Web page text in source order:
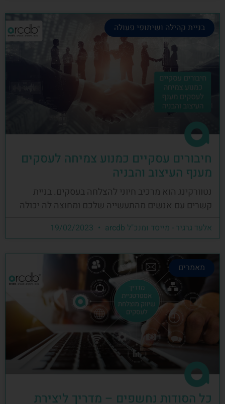
בניית קהילה ושיתופי פעולה
חיבורים עסקיים כמנוע צמיחה לעסקים
מענף העיצוב והבניה
נטוורקינג הוא מרכיב חיוני להצלחה בעסקים. בניית
קשרים עם אנשים מהתעשייה שלכם ומחוצה לה יכולה
אלעד גרגיר - מייסד ומנכ"ל arcdb
מאמרים
כל הסודות נחשפים – מדריך ליצירת